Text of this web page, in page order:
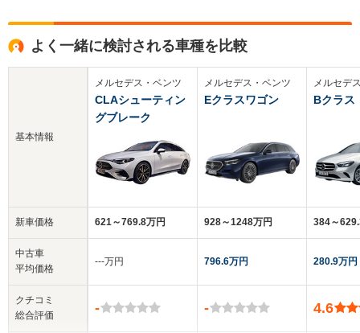
よく一緒に検討される車種を比較
基本情報
新車価格
中古車
平均価格
クチコミ
総合評価
メルセデス・ベンツ
CLAシューティン
グブレーク
621～769.8万円
‐‐‐万円
-
メルセデス・ベンツ
Eクラスワゴン
928～1248万円
796.6万円
-
メルセデ
Bクラス
384～
280.9万円
4.6